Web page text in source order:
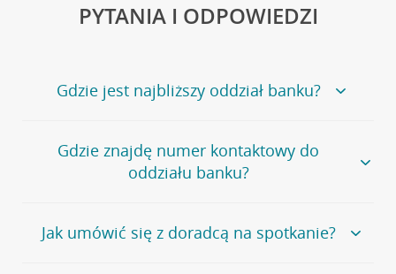
PYTANIA I ODPOWIEDZI
Gdzie jest najbliższy oddział banku?
Jeśli szukasz oddziału naszego banku, zapraszamy na
stronęPlacówki i bankomaty, na której znajduje się
wygodna wyszukiwarka.
oddziałów
Gdzie znajdę numer kontaktowy do
oddziału banku?
Bank Credit Agricole nie udostępnia ogólnego numeru
telefonu do placówki bankowej.
Jak umówić się z doradcą na spotkanie?